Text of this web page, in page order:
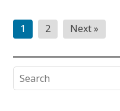
Posts
pagination
1 2 Next »